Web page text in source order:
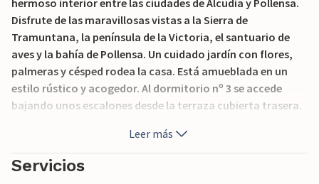
hermoso interior entre las ciudades de Alcudia y Pollensa.
Disfrute de las maravillosas vistas a la Sierra de
Tramuntana, la península de la Victoria, el santuario de
aves y la bahía de Pollensa. Un cuidado jardín con flores,
palmeras y césped rodea la casa. Está amueblada en un
estilo rústico y acogedor. Al dormitorio nº 3 se accede
bajando unos escalones desde la terraza cubierta trasera.
de verano con barbacoa garantiza acogedoras veladas de
barbacoa. Grupos (excepto familias y parejas de más de 30
años) a petición y con fianza especial. Número de licencia:
Leer más
Servicios